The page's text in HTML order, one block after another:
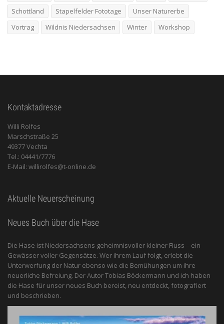
Schottland
Stapelfelder Fototage
Unser Naturerbe
Vortrag
Wildnis Niedersachsen Winter Workshop
Kontaktadresse
Willi Rolfes
Marschstraße 25
49377 Vechta
Tel.: 04441/7776
E-Mail: willirolfes@t-online.de
Aktuelle Neuerscheinung
Neues Buch über die Hase
Die Hase ist Niedersachsens geheimnisvoller kleiner Fluss – ein
Gewässer voller Gegensätze. Wer ihrem Lauf folgt, erlebt die
Unterwerfung der Natur ebenso wie die Bemühungen um ihre
neuerliche Befreiung. Der Autor Tobias Böckermann und ich haben
die Hase für unser neues Buch bereist, neu entdeckt, fotografiert
und beschrieben.